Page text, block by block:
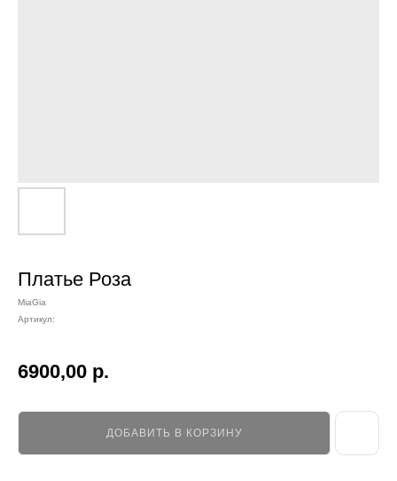
Платье Роза
MiaGia
Артикул:
6900,00 р.
ДОБАВИТЬ В КОРЗИНУ